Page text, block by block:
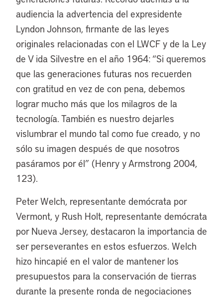
audiencia la advertencia del expresidente
Lyndon Johnson, firmante de las leyes
originales relacionadas con el LWCF y de la Ley
de V ida Silvestre en el año 1964: “Si queremos
que las generaciones futuras nos recuerden
con gratitud en vez de con pena, debemos
lograr mucho más que los milagros de la
tecnología. También es nuestro dejarles
vislumbrar el mundo tal como fue creado, y no
sólo su imagen después de que nosotros
pasáramos por él” (Henry y Armstrong 2004,
123).
Peter Welch, representante demócrata por
Vermont, y Rush Holt, representante demócrata
por Nueva Jersey, destacaron la importancia de
ser perseverantes en estos esfuerzos. Welch
hizo hincapié en el valor de mantener los
presupuestos para la conservación de tierras
durante la presente ronda de negociaciones